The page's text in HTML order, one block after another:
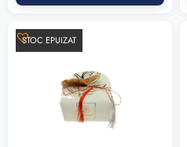
STOC EPUIZAT